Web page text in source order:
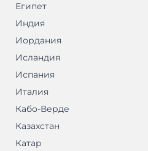
Египет
Индия
Иордания
Исландия
Испания
Италия
Кабо-Верде
Казахстан
Катар